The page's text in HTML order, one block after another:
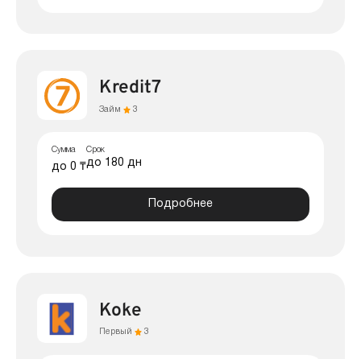
Kredit7
Займ 3
Сумма
до 0 ₸
Срок
до 180 дн
Подробнее
Koke
Первый 3